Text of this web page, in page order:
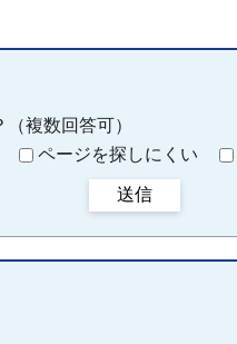
複数回答可）
ページを探しにくい
送信